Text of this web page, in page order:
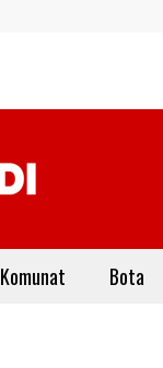
Komunat Bota